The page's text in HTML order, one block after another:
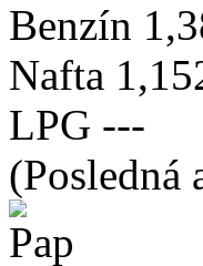
Benzín
Nafta
LPG ---
(Posledná